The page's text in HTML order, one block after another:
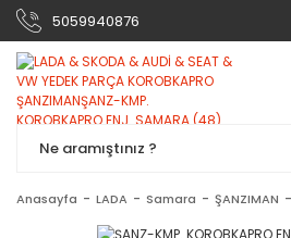
5059940876
Anasayfa LADA Samara ŞANZIMAN